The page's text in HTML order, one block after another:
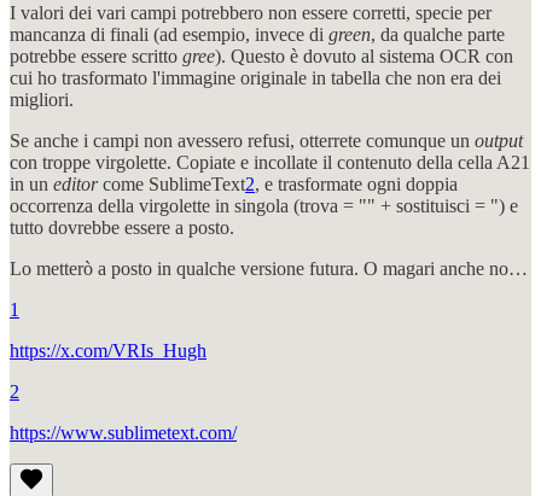
I valori dei vari campi potrebbero non essere corretti, specie per
mancanza di finali (ad esempio, invece di green, da qualche parte
potrebbe essere scritto gree). Questo è dovuto al sistema OCR con
cui ho trasformato l'immagine originale in tabella che non era dei
migliori.
Se anche i campi non avessero refusi, otterrete comunque un output
con troppe virgolette. Copiate e incollate il contenuto della cella A21
in un editorcome SublimeText2, e trasformate ogni doppia
occorrenza della virgolette in singola (trova = "" + sostituisci = ") e
tutto dovrebbe essere a posto.
Lo metterò a posto in qualche versione futura. O magari anche no…
1
https://x.com/VRIs_Hugh
2
https://www.sublimetext.com/